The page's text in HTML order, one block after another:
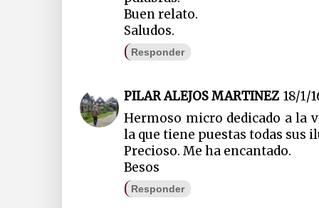
Buen relato.
Saludos.
Responder
PILAR ALEJOS MARTINEZ 18/1/
Hermoso micro dedicado a la
la que tiene puestas todas sus
Precioso. Me ha encantado.
Besos
Responder